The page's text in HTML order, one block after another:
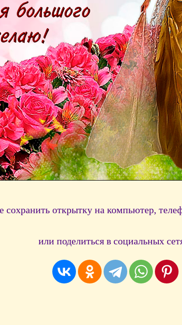
открытку на компьютер,
или поделиться в социальных